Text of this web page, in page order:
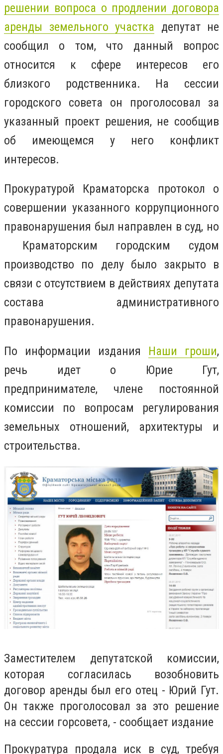
решении вопроса о продлении договора
аренды земельного участка депутат не
сообщил о том, что данный вопрос
относится к сфере интересов его
близкого родственника. На сессии
городского совета он проголосовал за
указанный проект решения, не сообщив
об имеющемся у него конфликт
интересов.
Прокуратурой Краматорска протокол о
совершении указанного коррупционного
правонарушения был направлен в суд, но
Краматорским городским судом
производство по делу было закрыто в
связи с отсутствием в действиях депутата
состава административного
правонарушения.
По информации издания Наши гроши,
речь идет о Юрие Гут,
предпринимателе, члене постоянной
комиссии по вопросам регулирования
земельных отношений, архитектуры и
строительства.
Заместителем депутатской комиссии,
которая согласилась возобновить
договор аренды был его отец - Юрий Гут.
Он также проголосовал за это решение
на сессии горсовета, - сообщает издание
Прокуратура продала иск в суд, требуя